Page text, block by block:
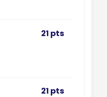
21 pts
21 pts